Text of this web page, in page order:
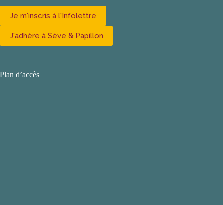
Je m'inscris à l'Infolettre
J'adhère à Séve & Papillon
Plan d’accès